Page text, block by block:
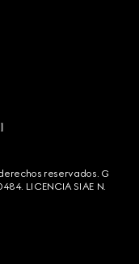
reservados. G
LICENCIA SIAE N.